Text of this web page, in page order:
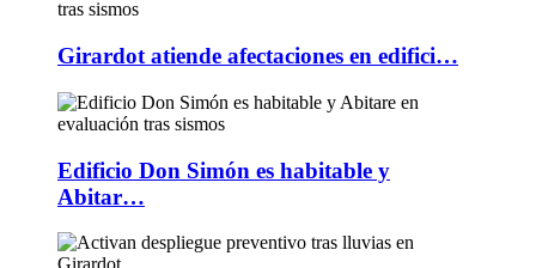
Girardot atiende afectaciones en edifici…
Edificio Don Simón es habitable y
Abitar…